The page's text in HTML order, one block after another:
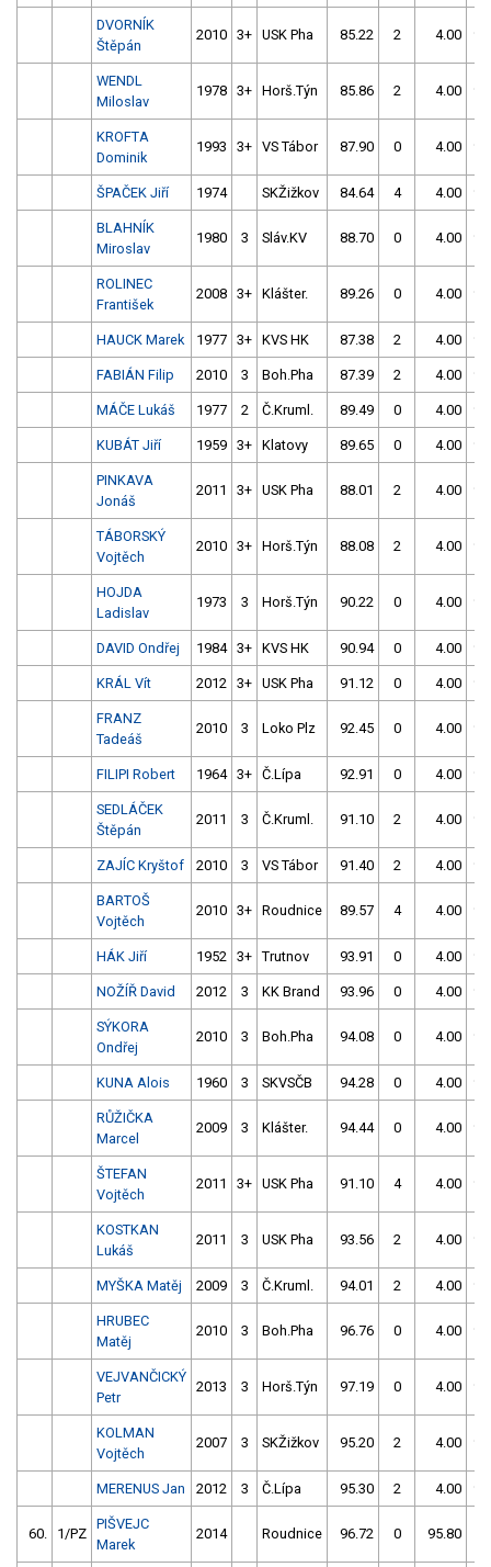
DVORNÍK
Štěpán
2010 3+ USK Pha 85.22 2 4.00
WENDL
Miloslav
1978 3+ Horš.Týn 85.86 2 4.00
KROFTA
Dominik
1993 3+ VS Tábor 87.90 0 4.00
ŠPAČEK Jiří 1974 SKŽižkov 84.64 4 4.00
BLAHNÍK
Miroslav
1980 3 Sláv.KV 88.70 0 4.00
ROLINEC
František
2008 3+ Klášter. 89.26 0 4.00
HAUCK Marek 1977 3+ KVS HK 87.38 2 4.00
FABIÁN Filip 2010 3 Boh.Pha 87.39 2 4.00
MÁČE Lukáš 1977 2 Č.Kruml. 89.49 0 4.00
KUBÁT Jiří 1959 3+ Klatovy 89.65 0 4.00
PINKAVA
Jonáš
2011 3+ USK Pha 88.01 2 4.00
TÁBORSKÝ
Vojtěch
2010 3+ Horš.Týn 88.08 2 4.00
HOJDA
Ladislav
1973 3 Horš.Týn 90.22 0 4.00
DAVID Ondřej 1984 3+ KVS HK 90.94 0 4.00
KRÁL Vít 2012 3+ USK Pha 91.12 0 4.00
FRANZ
Tadeáš
2010 3 Loko Plz 92.45 0 4.00
FILIPI Robert 1964 3+ Č.Lípa 92.91 0 4.00
SEDLÁČEK
Štěpán
2011 3 Č.Kruml. 91.10 2 4.00
ZAJÍC Kryštof 2010 3 VS Tábor 91.40 2 4.00
BARTOŠ
Vojtěch
2010 3+ Roudnice 89.57 4 4.00
HÁK Jiří 1952 3+ Trutnov 93.91 0 4.00
NOŽÍŘ David 2012 3 KK Brand 93.96 0 4.00
SÝKORA
Ondřej
2010 3 Boh.Pha 94.08 0 4.00
KUNA Alois 1960 3 SKVSČB 94.28 0 4.00
RŮŽIČKA
Marcel
2009 3 Klášter. 94.44 0 4.00
ŠTEFAN
Vojtěch
2011 3+ USK Pha 91.10 4 4.00
KOSTKAN
Lukáš
2011 3 USK Pha 93.56 2 4.00
MYŠKA Matěj 2009 3 Č.Kruml. 94.01 2 4.00
HRUBEC
Matěj
2010 3 Boh.Pha 96.76 0 4.00
VEJVANČICKÝ
Petr
2013 3 Horš.Týn 97.19 0 4.00
KOLMAN
Vojtěch
2007 3 SKŽižkov 95.20 2 4.00
MERENUS Jan 2012 3 Č.Lípa 95.30 2 4.00
60. 1/PZ
PIŠVEJC
Marek
2014 Roudnice 96.72 0 95.80